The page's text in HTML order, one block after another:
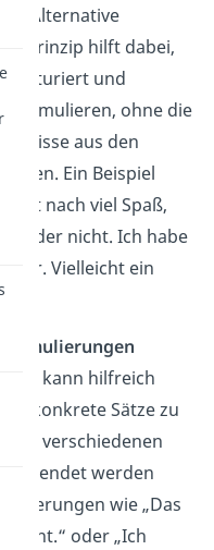
Alternative
Prinzip hilft dabei,
und
formulieren, ohne die
aus den
Ein Beispiel
nach viel Spaß,
leider nicht. Ich habe
vor. Vielleicht ein
Es kann hilfreich
konkrete Sätze zu
in verschiedenen
verwendet werden
wie „Das
nicht.“ oder „Ich